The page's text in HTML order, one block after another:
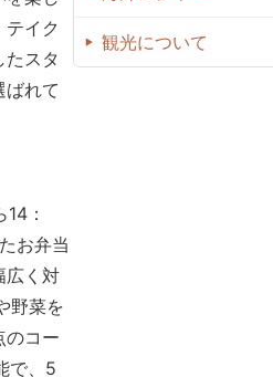
イク
スタ
れて
：
お弁当
広く対
野菜を
のコー
で、5
観光について